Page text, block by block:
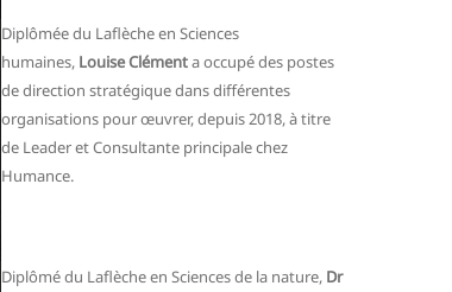
Diplômée du Laflèche en Sciences
humaines, Louise Clémenta occupé des postes
de direction stratégique dans différentes
organisations pour œuvrer, depuis 2018, à titre
de Leader et Consultante principale chez
Humance.
Diplômé du Laflèche en Sciences de la nature, Dr